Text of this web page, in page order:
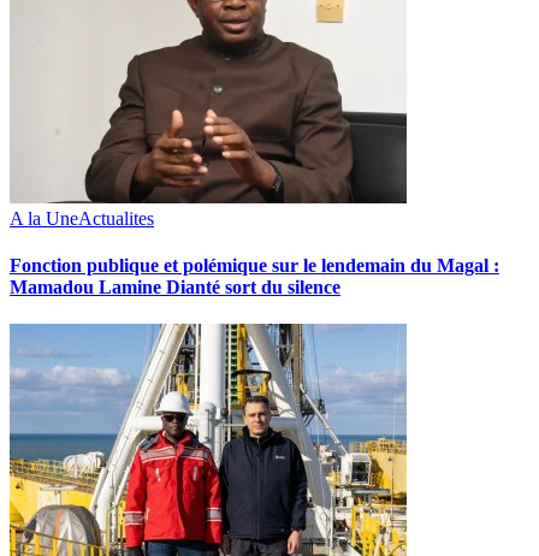
A la UneActualites
Fonction publique et polémique sur le lendemain du Magal :
Mamadou Lamine Dianté sort du silence